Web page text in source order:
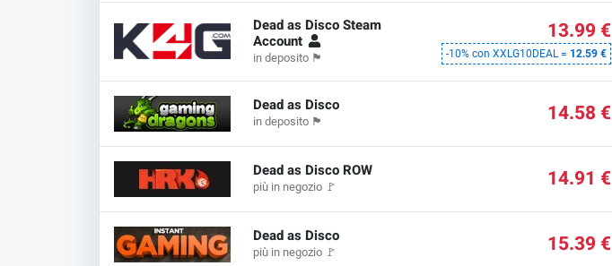
Dead as Disco Steam
Account
in deposito 🏴
13.99 €
-10% con XXLG10DEAL = 12.59 €
Dead as Disco
in deposito 🏴 14.58 €
Dead as Disco ROW
più in negozio 🚩 14.91 €
Dead as Disco
più in negozio 🚩 15.39 €